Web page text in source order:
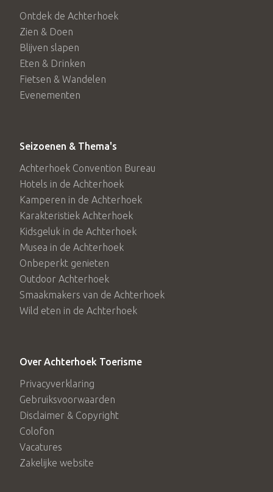
Ontdek de Achterhoek
Zien & Doen
Blijven slapen
Eten & Drinken
Fietsen & Wandelen
Evenementen
Seizoenen & Thema's
Achterhoek Convention Bureau
Hotels in de Achterhoek
Kamperen in de Achterhoek
Karakteristiek Achterhoek
Kidsgeluk in de Achterhoek
Musea in de Achterhoek
Onbeperkt genieten
Outdoor Achterhoek
Smaakmakers van de Achterhoek
Wild eten in de Achterhoek
Over Achterhoek Toerisme
Privacyverklaring
Gebruiksvoorwaarden
Disclaimer & Copyright
Colofon
Vacatures
Zakelijke website